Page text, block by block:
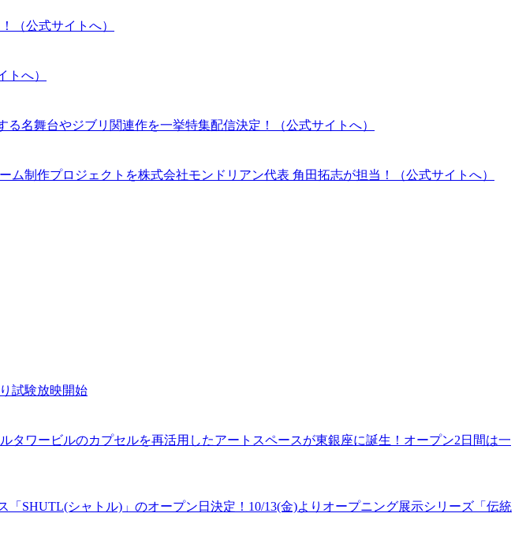
（公式サイトへ）
へ）
名舞台やジブリ関連作を一挙特集配信決定！（公式サイトへ）
制作プロジェクトを株式会社モンドリアン代表 角田拓志が担当！（公式サイトへ）
試験放映開始
タワービルのカプセルを再活⽤したアートスペースが東銀座に誕⽣！オープン2⽇間は⼀
SHUTL(シャトル)」のオープン日決定！10/13(金)よりオープニング展示シリーズ「伝統